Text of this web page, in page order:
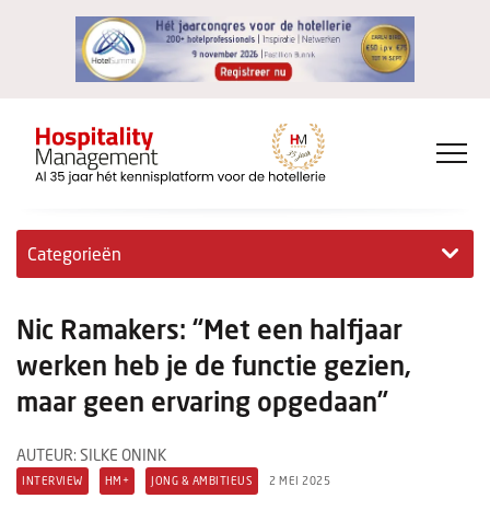
Categorieën
Hotelovernames
HM+
Jong & Ambitieus
Columns
Nic Ramakers: “Met een halfjaar
werken heb je de functie gezien,
maar geen ervaring opgedaan”
AUTEUR: SILKE ONINK
INTERVIEW HM+ JONG & AMBITIEUS 2 MEI 2025